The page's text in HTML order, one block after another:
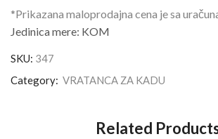
*Prikazana maloprodajna cena je sa
Jedinica mere: KOM
SKU: 347
Category: VRATANCA ZA KADU
Related